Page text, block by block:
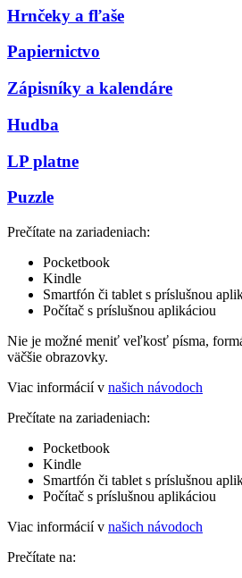
Hrnčeky a fľaše
Papiernictvo
Zápisníky a kalendáre
Hudba
LP platne
Puzzle
Prečítate na zariadeniach:
Pocketbook
Kindle
Smartfón či tablet s príslušnou
Počítač s príslušnou aplikáciou
Nie je možné meniť veľkosť písma,
väčšie obrazovky.
Viac informácií v našich návodoch
Prečítate na zariadeniach:
Pocketbook
Kindle
Smartfón či tablet s príslušnou
Počítač s príslušnou aplikáciou
Viac informácií v našich návodoch
Prečítate na: